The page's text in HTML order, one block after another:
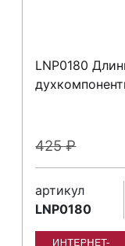
LNP0180
425₽
артикул
LNP0180